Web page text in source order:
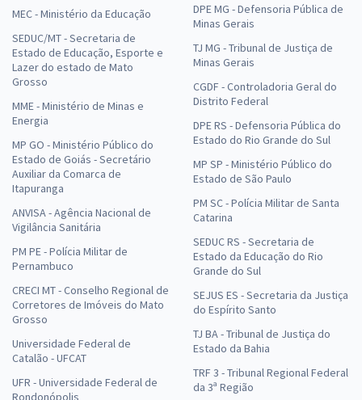
MEC - Ministério da Educação
SEDUC/MT - Secretaria de
Estado de Educação, Esporte e
Lazer do estado de Mato
Grosso
MME - Ministério de Minas e
Energia
MP GO - Ministério Público do
Estado de Goiás - Secretário
Auxiliar da Comarca de
Itapuranga
ANVISA - Agência Nacional de
Vigilância Sanitária
PM PE - Polícia Militar de
Pernambuco
CRECI MT - Conselho Regional de
Corretores de Imóveis do Mato
Grosso
Universidade Federal de
Catalão - UFCAT
UFR - Universidade Federal de
Rondonópolis
DPE MG - Defensoria Pública de
Minas Gerais
TJ MG - Tribunal de Justiça de
Minas Gerais
CGDF - Controladoria Geral do
Distrito Federal
DPE RS - Defensoria Pública do
Estado do Rio Grande do Sul
MP SP - Ministério Público do
Estado de São Paulo
PM SC - Polícia Militar de Santa
Catarina
SEDUC RS - Secretaria de
Estado da Educação do Rio
Grande do Sul
SEJUS ES - Secretaria da Justiça
do Espírito Santo
TJ BA - Tribunal de Justiça do
Estado da Bahia
TRF 3 - Tribunal Regional Federal
da 3ª Região